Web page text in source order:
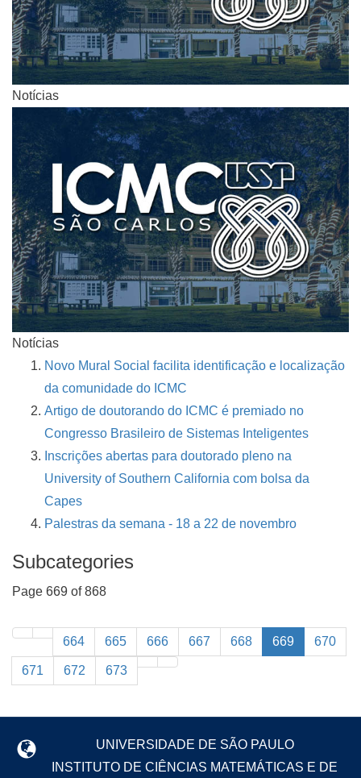
Notícias
Notícias
Novo Mural Social facilita identificação e localização
da comunidade do ICMC
Artigo de doutorando do ICMC é premiado no
Congresso Brasileiro de Sistemas Inteligentes
Inscrições abertas para doutorado pleno na
University of Southern California com bolsa da
Capes
Palestras da semana - 18 a 22 de novembro
Subcategories
Page 669 of 868
664 665 666 667 668 669 670
671 672 673
UNIVERSIDADE DE SÃO PAULO
INSTITUTO DE CIÊNCIAS MATEMÁTICAS E DE